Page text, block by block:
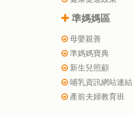
準媽媽區
母嬰親善
準媽媽寶典
新生兒照顧
哺乳資訊網站連結
產前夫婦教育班